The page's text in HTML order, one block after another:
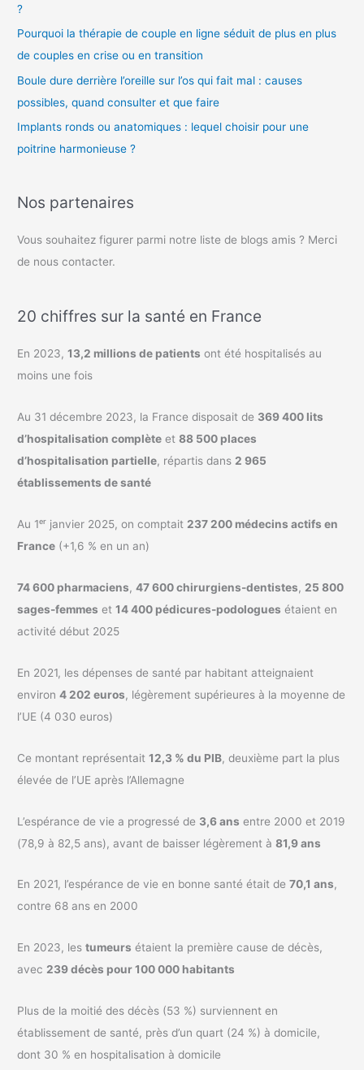
?
Pourquoi la thérapie de couple en ligne séduit de plus en plus
de couples en crise ou en transition
Boule dure derrière l’oreille sur l’os qui fait mal : causes
possibles, quand consulter et que faire
Implants ronds ou anatomiques : lequel choisir pour une
poitrine harmonieuse ?
Nos partenaires
Vous souhaitez figurer parmi notre liste de blogs amis ? Merci
de nous contacter.
20 chiffres sur la santé en France
En 2023,13,2 millions de patients ont été hospitalisés au
moins une fois
Au 31 décembre 2023, la France disposait de 369 400 lits
d’hospitalisation complète et88 500 places
d’hospitalisation partielle, répartis dans 2 965
établissements de santé
Au 1ᵉʳ janvier 2025, on comptait 237 200 médecins actifs en
France (+1,6 % en un an)
74 600 pharmaciens,47 600 chirurgiens-dentistes, 25 800
sages-femmes et14 400 pédicures-podologues étaient en
activité début 2025
En 2021, les dépenses de santé par habitant atteignaient
environ4 202 euros, légèrement supérieures à la moyenne de
l’UE (4 030 euros)
Ce montant représentait12,3 % du PIB, deuxième part la plus
élevée de l’UE après l’Allemagne
L’espérance de vie a progressé de 3,6 ans entre 2000 et 2019
(78,9 à 82,5 ans), avant de baisser légèrement à81,9 ans
En 2021, l’espérance de vie en bonne santé était de70,1 ans,
contre 68 ans en 2000
En 2023, lestumeurs étaient la première cause de décès,
avec 239 décès pour 100 000 habitants
Plus de la moitié des décès (53 %) surviennent en
établissement de santé, près d’un quart (24 %) à domicile,
dont 30 % en hospitalisation à domicile